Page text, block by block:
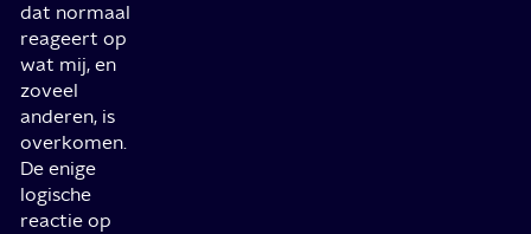
dat normaal
reageert op
wat mij, en
zoveel
anderen, is
overkomen.
De enige
logische
reactie op